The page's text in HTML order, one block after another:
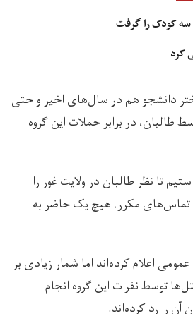
سه کودک را گرفت
کرد
دانشجو هم در سال‌های اخیر و حتی
طالبان، در برابر حملات این گروه
تا نظر طالبان در ولایت غور را
تماس‌های مکرر، هیچ یک حاضر به
اعلام کرده‌اند اما شمار زیادی بر
توسط نفرات این گروه انجام
را رد کرده‌اند.